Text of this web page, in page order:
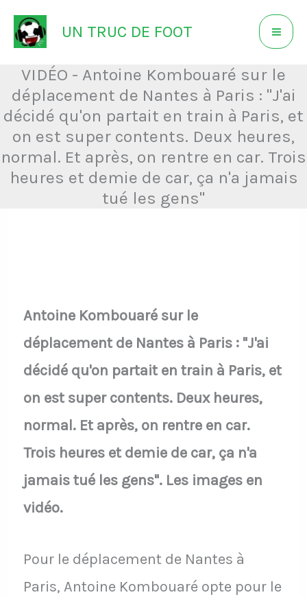
Aller
au
contenu
UN TRUC DE FOOT
VIDÉO - Antoine Kombouaré sur le
déplacement de Nantes à Paris : "J'ai
décidé qu'on partait en train à Paris, et
on est super contents. Deux heures,
normal. Et après, on rentre en car. Trois
heures et demie de car, ça n'a jamais
tué les gens"
Antoine Kombouaré sur le
déplacement de Nantes à Paris : "J'ai
décidé qu'on partait en train à Paris, et
on est super contents. Deux heures,
normal. Et après, on rentre en car.
Trois heures et demie de car, ça n'a
jamais tué les gens". Les images en
vidéo.
Pour le déplacement de Nantes à
Paris, Antoine Kombouaré opte pour le